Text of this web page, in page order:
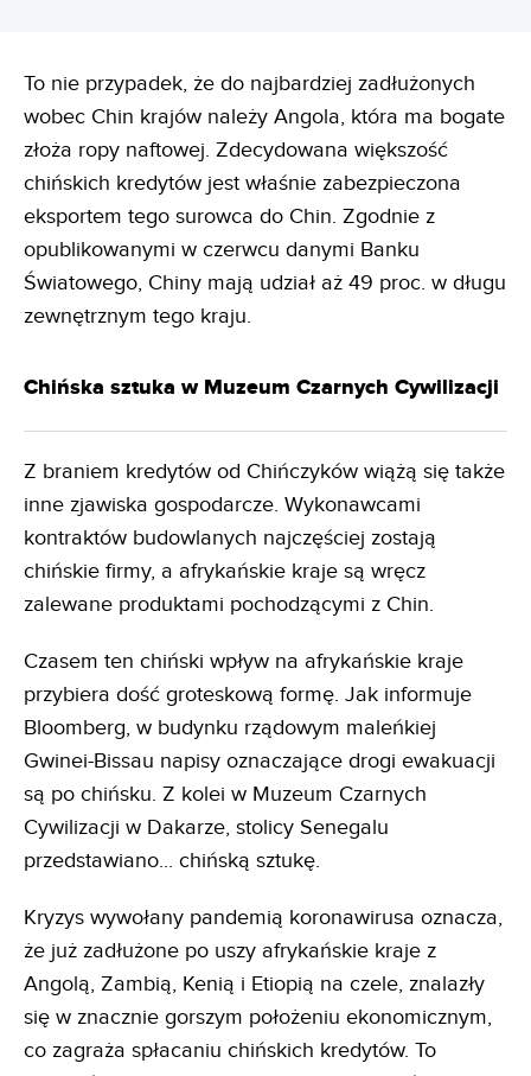
To nie przypadek, że do najbardziej zadłużonych
wobec Chin krajów należy Angola, która ma bogate
złoża ropy naftowej. Zdecydowana większość
chińskich kredytów jest właśnie zabezpieczona
eksportem tego surowca do Chin. Zgodnie z
opublikowanymi w czerwcu danymi Banku
Światowego, Chiny mają udział aż 49 proc. w długu
zewnętrznym tego kraju.
Chińska sztuka w Muzeum Czarnych Cywilizacji
Z braniem kredytów od Chińczyków wiążą się także
inne zjawiska gospodarcze. Wykonawcami
kontraktów budowlanych najczęściej zostają
chińskie firmy, a afrykańskie kraje są wręcz
zalewane produktami pochodzącymi z Chin.
Czasem ten chiński wpływ na afrykańskie kraje
przybiera dość groteskową formę. Jak informuje
Bloomberg, w budynku rządowym maleńkiej
Gwinei-Bissau napisy oznaczające drogi ewakuacji
są po chińsku. Z kolei w Muzeum Czarnych
Cywilizacji w Dakarze, stolicy Senegalu
przedstawiano... chińską sztukę.
Kryzys wywołany pandemią koronawirusa oznacza,
że już zadłużone po uszy afrykańskie kraje z
Angolą, Zambią, Kenią i Etiopią na czele, znalazły
się w znacznie gorszym położeniu ekonomicznym,
co zagraża spłacaniu chińskich kredytów. To